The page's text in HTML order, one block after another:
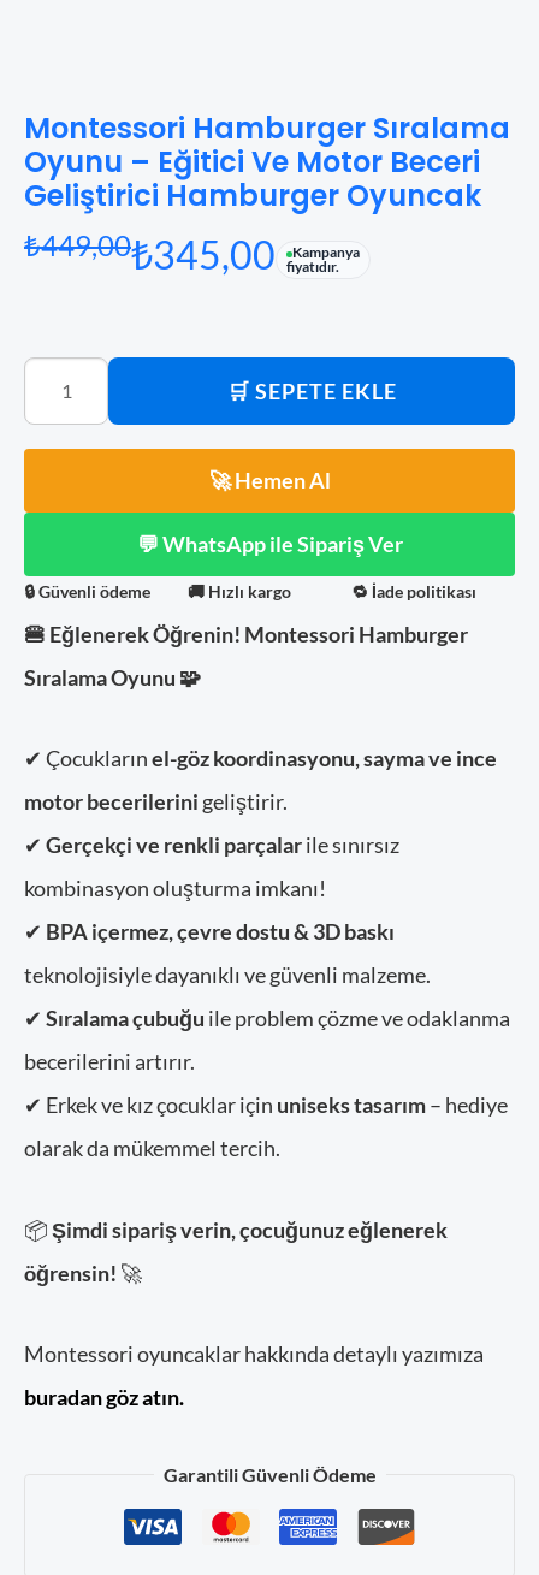
Ana Sayfa/Oyun - Oyuncak/ Eğitici Oyuncak/ Montessori
Eğitici Oyuncak,Oyun - Oyuncak
Montessori Hamburger Sıralama
Oyunu – Eğitici Ve Motor Beceri
Geliştirici Hamburger Oyuncak
₺449,00₺345,00
Kampanya
fiyatıdır.
🛒 SEPETE EKLE
🚀 Hemen Al
💬 WhatsApp ile Sipariş Ver
🔒 Güvenli ödeme 🚚 Hızlı kargo 🔁 İade politikası
🍔 Eğlenerek Öğrenin! Montessori Hamburger
Sıralama Oyunu 🧩
✔ Çocuklarınel-göz koordinasyonu, sayma ve ince
motor becerilerini geliştirir.
✔ Gerçekçi ve renkli parçalarile sınırsız
kombinasyon oluşturma imkanı!
✔ BPA içermez, çevre dostu & 3D baskı
teknolojisiyle dayanıklı ve güvenli malzeme.
✔ Sıralama çubuğu ile problem çözme ve odaklanma
becerilerini artırır.
✔ Erkek ve kız çocuklar için uniseks tasarım– hediye
olarak da mükemmel tercih.
📦Şimdi sipariş verin, çocuğunuz eğlenerek
öğrensin! 🚀
Montessori oyuncaklar hakkında detaylı yazımıza
buradan göz atın.
2025-3Kategoriler:Eğitici Oyuncak
Garantili Güvenli Ödeme